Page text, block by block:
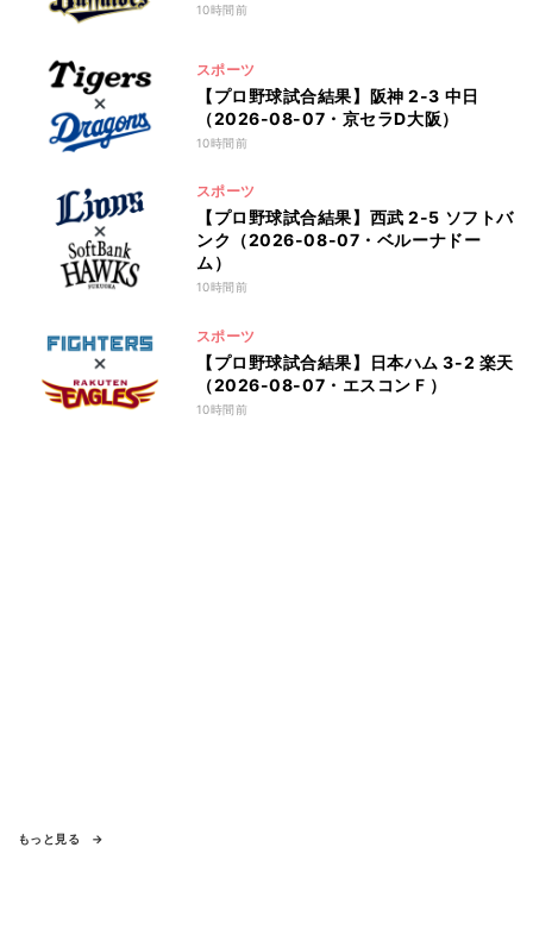
10時間前
スポーツ
【プロ野球試合結果】阪神 2-3 中日
（2026-08-07・京セラD大阪）
10時間前
スポーツ
【プロ野球試合結果】西武 2-5 ソフトバ
ンク（2026-08-07・ベルーナドー
ム）
10時間前
スポーツ
【プロ野球試合結果】日本ハム 3-2 楽天
（2026-08-07・エスコンＦ）
10時間前
もっと見る